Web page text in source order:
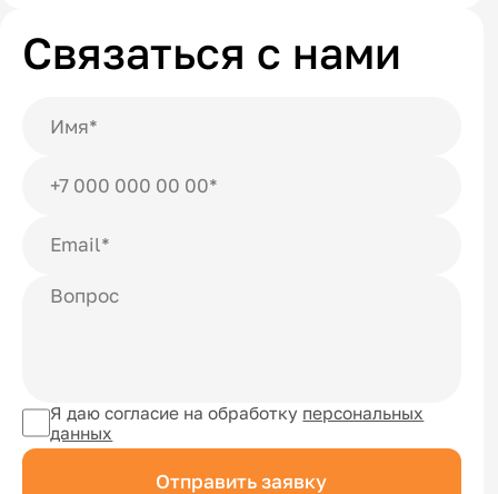
Связаться с нами
Я даю согласие на обработку персональных
данных
Отправить заявку